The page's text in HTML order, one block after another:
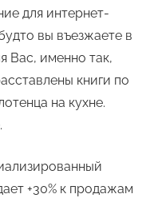
для интернет-
вы въезжаете в
Вас, именно так,
книги по
на кухне.
+30% к продажам